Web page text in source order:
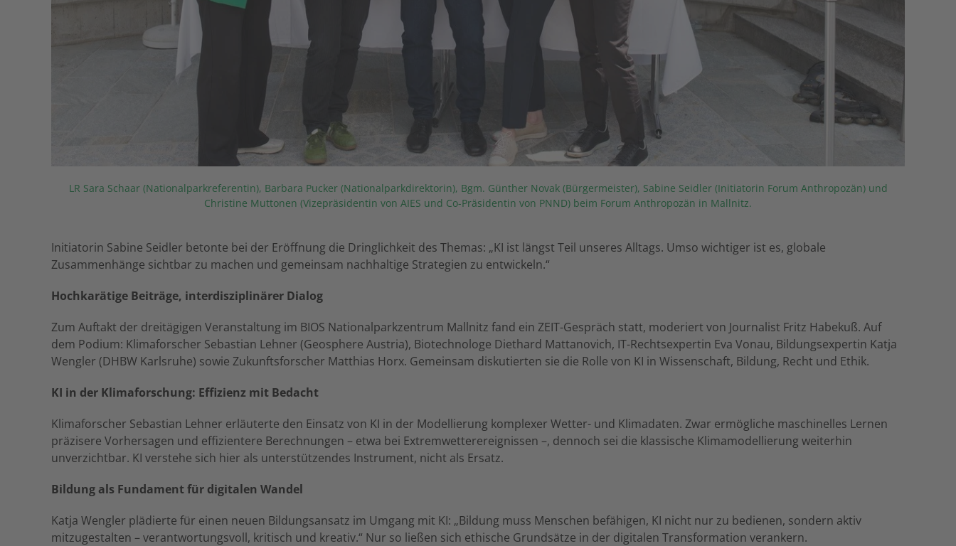
LR Sara Schaar (Nationalparkreferentin), Barbara Pucker (Nationalparkdirektorin), Bgm. Günther Novak (Bürgermeister), Sabine Seidler (Initiatorin Forum Anthropozän) und
Christine Muttonen (Vizepräsidentin von AIES und Co-Präsidentin von PNND) beim Forum Anthropozän in Mallnitz.
Initiatorin Sabine Seidler betonte bei der Eröffnung die Dringlichkeit des Themas: „KI ist längst Teil unseres Alltags. Umso wichtiger ist es, globale
Zusammenhänge sichtbar zu machen und gemeinsam nachhaltige Strategien zu entwickeln.“
Hochkarätige Beiträge, interdisziplinärer Dialog
Zum Auftakt der dreitägigen Veranstaltung im BIOS Nationalparkzentrum Mallnitz fand ein ZEIT-Gespräch statt, moderiert von Journalist Fritz Habekuß. Auf
dem Podium: Klimaforscher Sebastian Lehner (Geosphere Austria), Biotechnologe Diethard Mattanovich, IT-Rechtsexpertin Eva Vonau, Bildungsexpertin Katja
Wengler (DHBW Karlsruhe) sowie Zukunftsforscher Matthias Horx. Gemeinsam diskutierten sie die Rolle von KI in Wissenschaft, Bildung, Recht und Ethik.
KI in der Klimaforschung: Effizienz mit Bedacht
Klimaforscher Sebastian Lehner erläuterte den Einsatz von KI in der Modellierung komplexer Wetter- und Klimadaten. Zwar ermögliche maschinelles Lernen
präzisere Vorhersagen und effizientere Berechnungen – etwa bei Extremwetterereignissen –, dennoch sei die klassische Klimamodellierung weiterhin
unverzichtbar. KI verstehe sich hier als unterstützendes Instrument, nicht als Ersatz.
Bildung als Fundament für digitalen Wandel
Katja Wengler plädierte für einen neuen Bildungsansatz im Umgang mit KI: „Bildung muss Menschen befähigen, KI nicht nur zu bedienen, sondern aktiv
mitzugestalten – verantwortungsvoll, kritisch und kreativ.“ Nur so ließen sich ethische Grundsätze in der digitalen Transformation verankern.